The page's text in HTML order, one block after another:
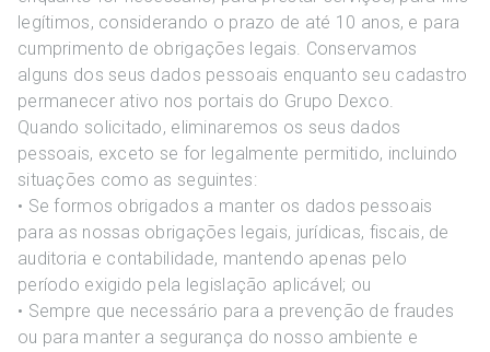
legítimos, considerando o prazo de até 10 anos, e para
cumprimento de obrigações legais. Conservamos
alguns dos seus dados pessoais enquanto seu cadastro
permanecer ativo nos portais do Grupo Dexco.
Quando solicitado, eliminaremos os seus dados
pessoais, exceto se for legalmente permitido, incluindo
situações como as seguintes:
• Se formos obrigados a manter os dados pessoais
para as nossas obrigações legais, jurídicas, fiscais, de
auditoria e contabilidade, mantendo apenas pelo
período exigido pela legislação aplicável; ou
• Sempre que necessário para a prevenção de fraudes
ou para manter a segurança do nosso ambiente e